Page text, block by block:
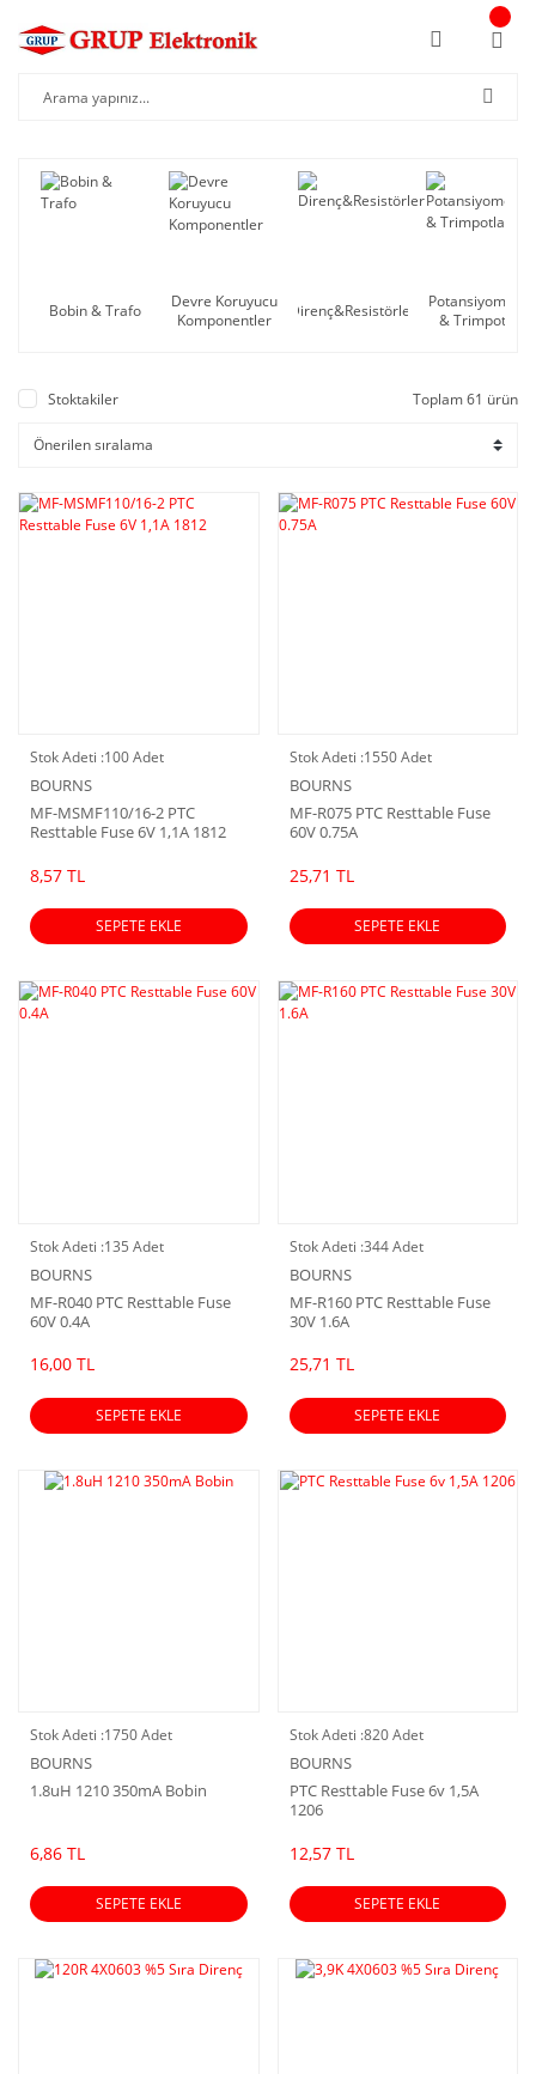
Bobin & Trafo
Devre Koruyucu
Komponentler
Direnç&Resistörler
Potansiyometre
& Trimpotlar
Stoktakiler Toplam 61 ürün
Stok Adeti :100 Adet
BOURNS
MF-MSMF110/16-2 PTC
Resttable Fuse 6V 1,1A 1812
8,57 TL
SEPETE EKLE
Stok Adeti :1550 Adet
BOURNS
MF-R075 PTC Resttable Fuse
60V 0.75A
25,71 TL
SEPETE EKLE
Stok Adeti :135 Adet
BOURNS
MF-R040 PTC Resttable Fuse
60V 0.4A
16,00 TL
SEPETE EKLE
Stok Adeti :344 Adet
BOURNS
MF-R160 PTC Resttable Fuse
30V 1.6A
25,71 TL
SEPETE EKLE
Stok Adeti :1750 Adet
BOURNS
1.8uH 1210 350mA Bobin
6,86 TL
SEPETE EKLE
Stok Adeti :820 Adet
BOURNS
PTC Resttable Fuse 6v 1,5A
1206
12,57 TL
SEPETE EKLE